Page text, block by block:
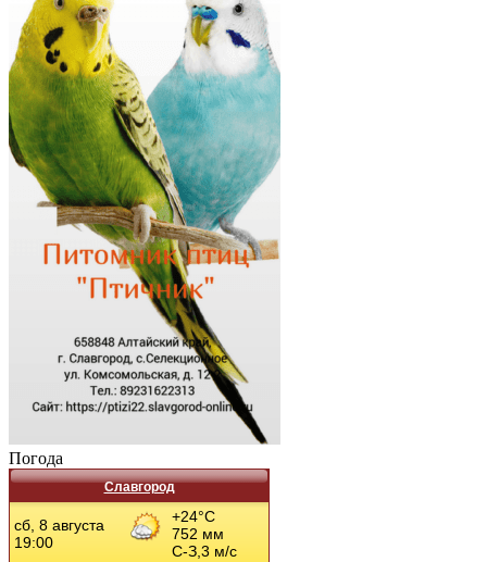
Погода
Славгород